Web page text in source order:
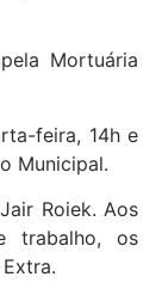
Mortuária
feira, 14h e
Municipal.
Roiek. Aos
trabalho, os